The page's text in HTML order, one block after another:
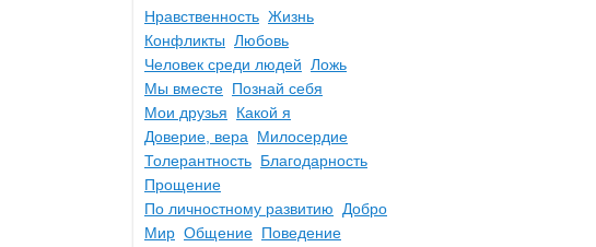
Нравственность Жизнь
Конфликты Любовь
Человек среди людей Ложь
Мы вместе Познай себя
Мои друзья
Какой я
Доверие, вера
Милосердие
Толерантность Благодарность
Прощение
По личностному развитию
Добро
Мир Общение Поведение